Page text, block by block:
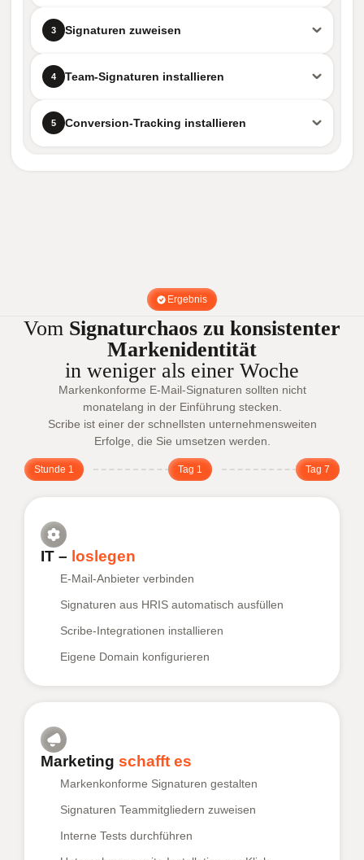
3 Signaturen zuweisen
4 Team-Signaturen installieren
5 Conversion-Tracking installieren
Ergebnis
Vom Signaturchaos zu konsistenter
Markenidentität
in weniger als einer Woche
Markenkonforme E-Mail-Signaturen sollten nicht
monatelang in der Einführung stecken.
Scribe ist einer der schnellsten unternehmensweiten
Erfolge, die Sie umsetzen werden.
Stunde 1 Tag 1 Tag 7
IT – loslegen
E-Mail-Anbieter verbinden
Signaturen aus HRIS automatisch ausfüllen
Scribe-Integrationen installieren
Eigene Domain konfigurieren
Marketing schafft es
Markenkonforme Signaturen gestalten
Signaturen Teammitgliedern zuweisen
Interne Tests durchführen